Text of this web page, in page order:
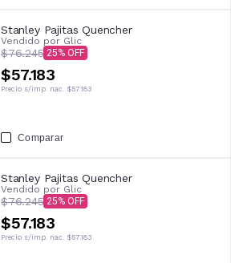
Stanley Pajitas Quencher
Vendido por Glic
$76.245 25
$57.183
Precio s/imp. nac. $57.183
Comparar
Stanley Pajitas Quencher
Vendido por Glic
$76.245 25
$57.183
Precio s/imp. nac. $57.183